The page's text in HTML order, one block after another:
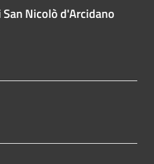
San Nicolò d'Arcidano